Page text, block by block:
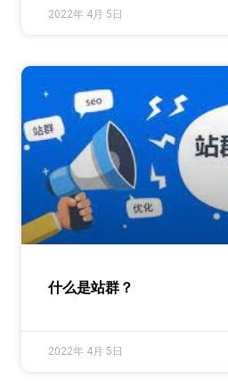
2022年 4月 5日
什么是站群？
2022年 4月 5日